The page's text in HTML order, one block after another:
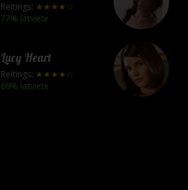
Reitings: ★★★★☆
77% latviete
Lucy Heart
Reitings: ★★★★☆
69% latviete